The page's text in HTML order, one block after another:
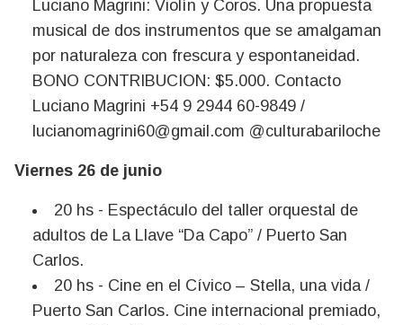
Luciano Magrini: Violín y Coros. Una propuesta
musical de dos instrumentos que se amalgaman
por naturaleza con frescura y espontaneidad.
BONO CONTRIBUCION: $5.000. Contacto
Luciano Magrini +54 9 2944 60-9849 /
lucianomagrini60@gmail.com @culturabariloche
Viernes 26 de junio
20 hs - Espectáculo del taller orquestal de
adultos de La Llave “Da Capo” / Puerto San
Carlos.
20 hs - Cine en el Cívico – Stella, una vida /
Puerto San Carlos. Cine internacional premiado,